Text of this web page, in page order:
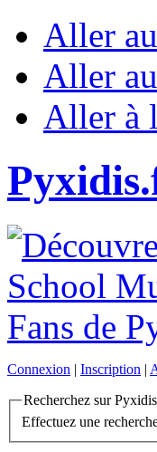
Aller
Aller
Aller à
Connexion | Inscription |
Recherchez sur Pyxidis
Effectuez une